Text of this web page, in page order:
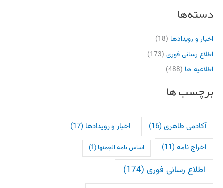
دسته‌ها
اخبار و رویدادها (18)
اطلاع رسانی فوری (173)
اطلاعیه ها (488)
برچسب ها
آکادمی طاهری(16) اخبار و رویدادها (17)
اخراج نامه (11) اساس نامه انجمنها (1)
اطلاع رسانی فوری (174)